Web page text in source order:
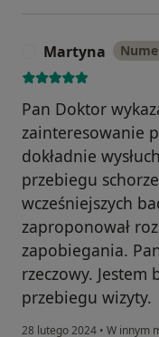
Martyna
Pan Doktor
zainteresowanie
dokładnie
przebiegu
wcześniejszych
zaproponował
zapobiegania.
rzeczowy.
przebiegu wizyty.
28 lutego 2024 • W innym